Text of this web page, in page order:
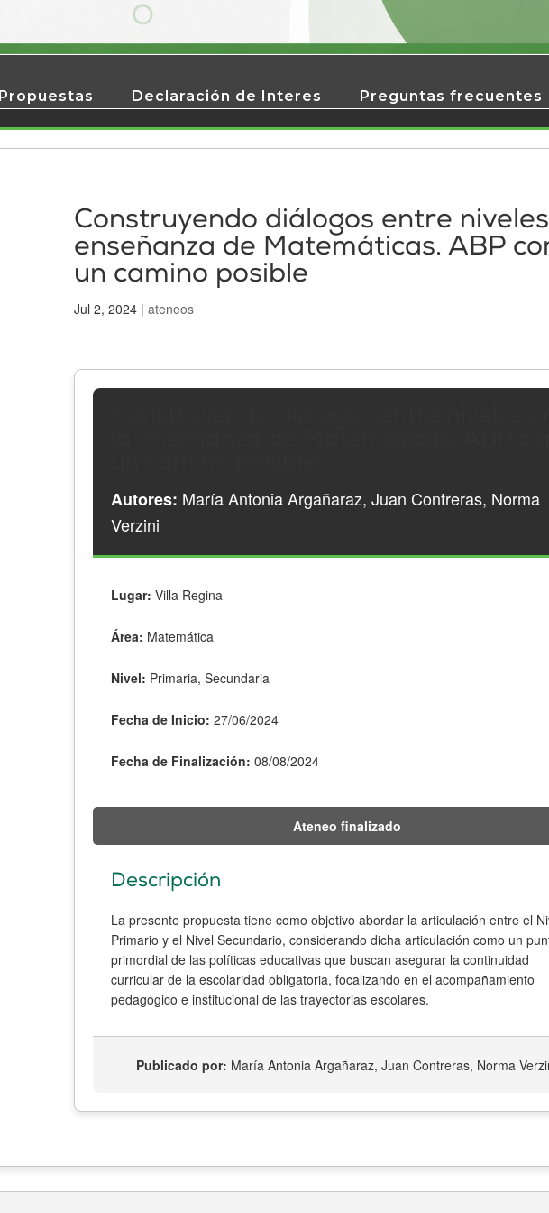
Propuestas Declaración de Interes Preguntas frecuentes
Construyendo diálogos entre
enseñanza de Matemáticas. ABP
un camino posible
Jul 2, 2024| ateneos
Autores: María Antonia Argañaraz, Juan Contreras, Norma
Verzini
Lugar: Villa Regina
Área: Matemática
Nivel: Primaria, Secundaria
Fecha de Inicio: 27/06/2024
Fecha de Finalización: 08/08/2024
Ateneo finalizado
Descripción
La presente propuesta tiene como objetivo abordar la articulación entre el
Primario y el Nivel Secundario, considerando dicha articulación como un
primordial de las políticas educativas que buscan asegurar la continuidad
curricular de la escolaridad obligatoria, focalizando en el acompañamiento
pedagógico e institucional de las trayectorias escolares.
Publicado por: María Antonia Argañaraz, Juan Contreras, Norma